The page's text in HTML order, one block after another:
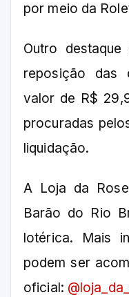
por meio da
Outro
reposição das
valor de R$
procuradas
liquidação.
A Loja da
Barão do Rio
lotérica. Mais
podem ser
oficial: